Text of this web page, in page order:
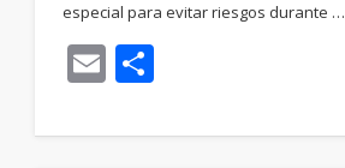
especial para evitar riesgos durante …
Email